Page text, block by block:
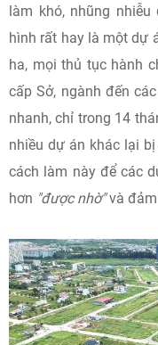
làm khó, nhũng nhiễu
hình rất hay là một dự
ha, mọi thủ tục hành
cấp Sở, ngành đến
nhanh, chỉ trong 14
nhiều dự án khác lại
cách làm này để các
hơn "được nhờ"và đảm